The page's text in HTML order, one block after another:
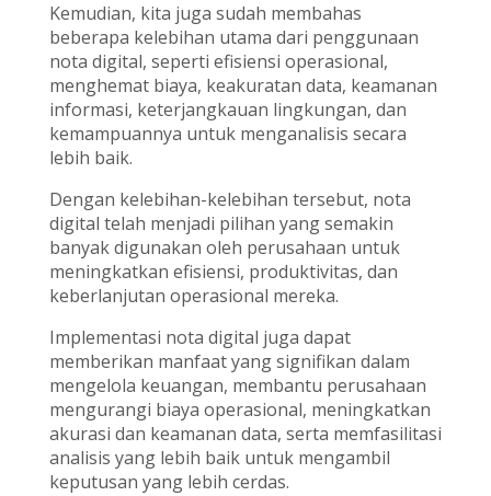
Kemudian, kita juga sudah membahas
beberapa kelebihan utama dari penggunaan
nota digital, seperti efisiensi operasional,
menghemat biaya, keakuratan data, keamanan
informasi, keterjangkauan lingkungan, dan
kemampuannya untuk menganalisis secara
lebih baik.
Dengan kelebihan-kelebihan tersebut, nota
digital telah menjadi pilihan yang semakin
banyak digunakan oleh perusahaan untuk
meningkatkan efisiensi, produktivitas, dan
keberlanjutan operasional mereka.
Implementasi nota digital juga dapat
memberikan manfaat yang signifikan dalam
mengelola keuangan, membantu perusahaan
mengurangi biaya operasional, meningkatkan
akurasi dan keamanan data, serta memfasilitasi
analisis yang lebih baik untuk mengambil
keputusan yang lebih cerdas.